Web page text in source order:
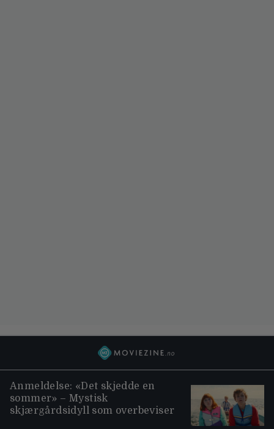
Anmeldelse: «Det skjedde en
sommer» – Mystisk
skjærgårdsidyll som overbeviser